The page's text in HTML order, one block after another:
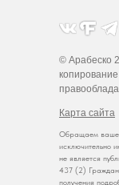
© Арабеско
Карта сайта
Обращаем ваше
исключительно
не является
437 (2)
получения